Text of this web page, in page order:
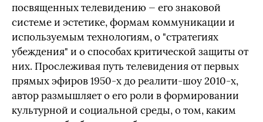
посвященных телевидению — его знаковой
системе и эстетике, формам коммуникации и
используемым технологиям, о "стратегиях
убеждения" и о способах критической защиты от
них. Прослеживая путь телевидения от первых
прямых эфиров 1950-х до реалити-шоу 2010-х,
автор размышляет о его роли в формировании
культурной и социальной среды, о том, каким